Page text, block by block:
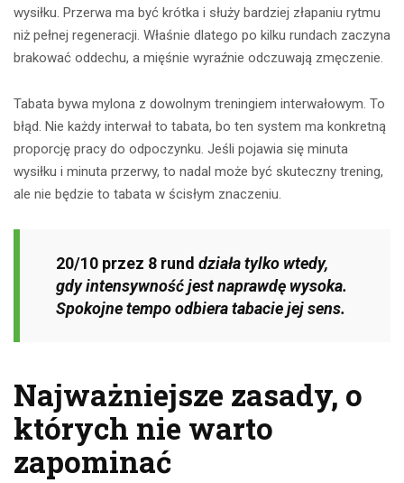
wysiłku. Przerwa ma być krótka i służy bardziej złapaniu rytmu
niż pełnej regeneracji. Właśnie dlatego po kilku rundach zaczyna
brakować oddechu, a mięśnie wyraźnie odczuwają zmęczenie.
Tabata bywa mylona z dowolnym treningiem interwałowym. To
błąd. Nie każdy interwał to tabata, bo ten system ma konkretną
proporcję pracy do odpoczynku. Jeśli pojawia się minuta
wysiłku i minuta przerwy, to nadal może być skuteczny trening,
ale nie będzie to tabata w ścisłym znaczeniu.
20/10 przez 8 rund działa tylko wtedy,
gdy intensywność jest naprawdę wysoka.
Spokojne tempo odbiera tabacie jej sens.
Najważniejsze zasady, o
których nie warto
zapominać